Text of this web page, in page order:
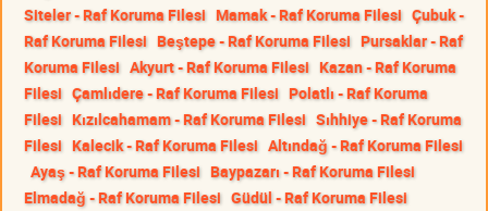
Siteler - Raf Koruma Filesi Mamak - Raf Koruma Filesi Çubuk -
Raf Koruma Filesi Beştepe - Raf Koruma Filesi Pursaklar - Raf
Koruma Filesi Akyurt - Raf Koruma Filesi Kazan - Raf Koruma
Filesi Çamlıdere - Raf Koruma Filesi Polatlı - Raf Koruma
Filesi Kızılcahamam - Raf Koruma Filesi Sıhhiye - Raf Koruma
Filesi Kalecik - Raf Koruma Filesi Altındağ - Raf Koruma Filesi
Ayaş - Raf Koruma Filesi Baypazarı - Raf Koruma Filesi
Elmadağ - Raf Koruma Filesi Güdül - Raf Koruma Filesi